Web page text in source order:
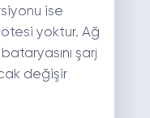
ise
yoktur. Ağ
şarj
değişir